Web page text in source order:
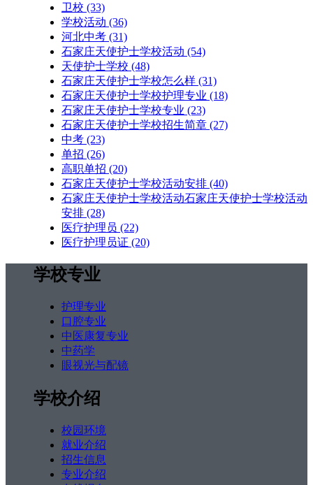
卫校 (33)
学校活动 (36)
河北中考 (31)
石家庄天使护士学校活动 (54)
天使护士学校 (48)
石家庄天使护士学校怎么样 (31)
石家庄天使护士学校护理专业 (18)
石家庄天使护士学校专业 (23)
石家庄天使护士学校招生简章 (27)
中考 (23)
单招 (26)
高职单招 (20)
石家庄天使护士学校活动安排 (40)
石家庄天使护士学校活动石家庄天使护士学校活动
安排 (28)
医疗护理员 (22)
医疗护理员证 (20)
学校专业
护理专业
口腔专业
中医康复专业
中药学
眼视光与配镜
学校介绍
校园环境
就业介绍
招生信息
专业介绍